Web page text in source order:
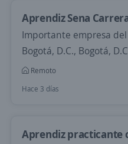
Aprendiz Sena
Importante empresa
Bogotá, D.C., Bogotá,
Remoto
Hace 3 días
Aprendiz practicante